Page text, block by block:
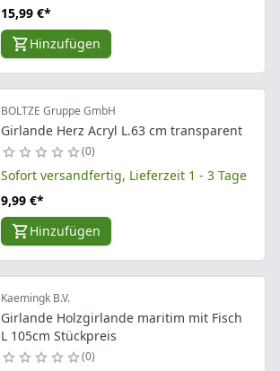
15,99 €*
Hinzufügen
BOLTZE Gruppe GmbH
Girlande Herz Acryl L.63 cm transparent
0
Sofort versandfertig, Lieferzeit 1 - 3 Tage
9,99 €*
Hinzufügen
Kaemingk B.V.
Girlande Holzgirlande maritim mit Fisch
L 105cm Stückpreis
0